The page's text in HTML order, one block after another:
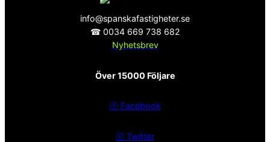
info@spanskafastigheter.se
☎ 0034 669 738 682
Nyhetsbrev
Över 15000 Följare
ⓕ Facebook
ⓧ Twitter